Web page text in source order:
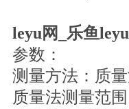
leyu网_乐鱼
参数：
测量方法：质
质量法测量范